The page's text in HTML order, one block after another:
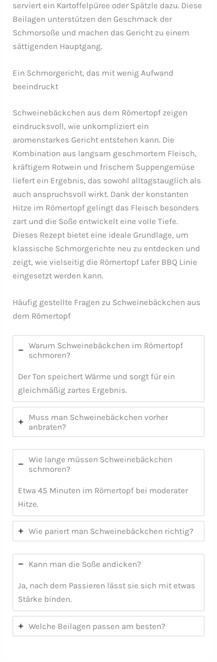
serviert ein Kartoffelpüree oder Spätzle dazu. Diese
Beilagen unterstützen den Geschmack der
Schmorsoße und machen das Gericht zu einem
sättigenden Hauptgang.
Ein Schmorgericht, das mit wenig Aufwand
beeindruckt
Schweinebäckchen aus dem Römertopf zeigen
eindrucksvoll, wie unkompliziert ein
aromenstarkes Gericht entstehen kann. Die
Kombination aus langsam geschmortem Fleisch,
kräftigem Rotwein und frischem Suppengemüse
liefert ein Ergebnis, das sowohl alltagstauglich als
auch anspruchsvoll wirkt. Dank der konstanten
Hitze im Römertopf gelingt das Fleisch besonders
zart und die Soße entwickelt eine volle Tiefe.
Dieses Rezept bietet eine ideale Grundlage, um
klassische Schmorgerichte neu zu entdecken und
zeigt, wie vielseitig die Römertopf Lafer BBQ Linie
eingesetzt werden kann.
Häufig gestellte Fragen zu Schweinebäckchen aus
dem Römertopf
Warum Schweinebäckchen im Römertopf
schmoren?
Der Ton speichert Wärme und sorgt für ein
gleichmäßig zartes Ergebnis.
Muss man Schweinebäckchen vorher
anbraten?
Wie lange müssen Schweinebäckchen
schmoren?
Etwa 45 Minuten im Römertopf bei moderater
Hitze.
Wie pariert man Schweinebäckchen richtig?
Kann man die Soße andicken?
Ja, nach dem Passieren lässt sie sich mit etwas
Stärke binden.
Welche Beilagen passen am besten?